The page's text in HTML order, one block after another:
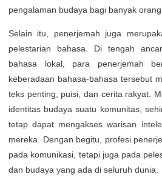
pengalaman budaya bagi banyak orang.
Selain itu, penerjemah juga
pelestarian bahasa. Di tengah
bahasa lokal, para penerjemah
keberadaan bahasa-bahasa tersebut
teks penting, puisi, dan cerita rakyat.
identitas budaya suatu komunitas,
tetap dapat mengakses warisan
mereka. Dengan begitu, profesi
pada komunikasi, tetapi juga pada
dan budaya yang ada di seluruh dunia.